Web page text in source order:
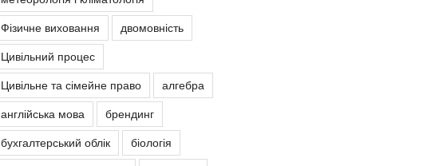
Фізичне виховання
двомовність
Цивільний процес
Цивільне та сімейне право
алгебра
англійська мова
брендинг
бухгалтерський облік
біологія